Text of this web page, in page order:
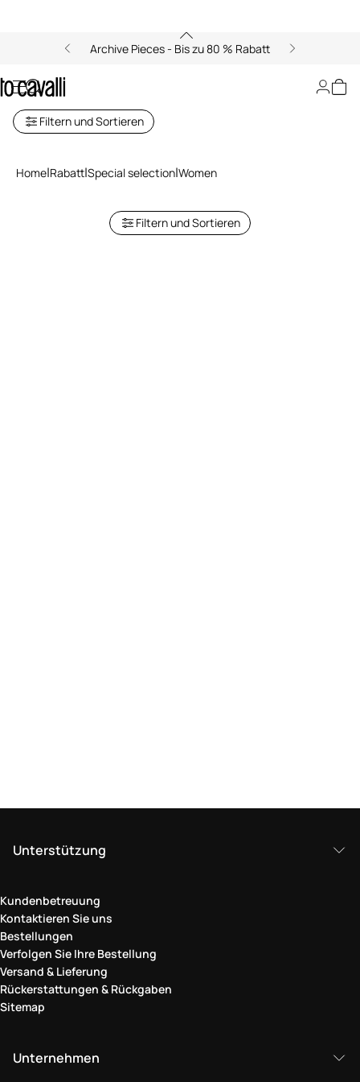
Archive Pieces - Bis zu 80 % Rabatt
Filtern und Sortieren
Home Rabatt Special selection Women
Filtern und Sortieren
Unterstützung
Kundenbetreuung
Kontaktieren Sie uns
Bestellungen
Verfolgen Sie Ihre Bestellung
Versand & Lieferung
Rückerstattungen & Rückgaben
Sitemap
Unternehmen